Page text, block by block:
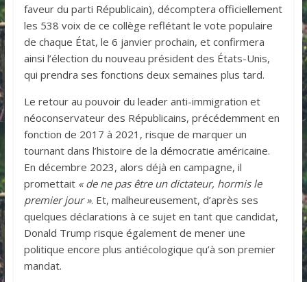
faveur du parti Républicain), décomptera officiellement
les 538 voix de ce collège reflétant le vote populaire
de chaque État, le 6 janvier prochain, et confirmera
ainsi l’élection du nouveau président des États-Unis,
qui prendra ses fonctions deux semaines plus tard.
Le retour au pouvoir du leader anti-immigration et
néoconservateur des Républicains, précédemment en
fonction de 2017 à 2021, risque de marquer un
tournant dans l’histoire de la démocratie américaine.
En décembre 2023, alors déjà en campagne, il
promettait « de ne pas être un dictateur, hormis le
premier jour ». Et, malheureusement, d’après ses
quelques déclarations à ce sujet en tant que candidat,
Donald Trump risque également de mener une
politique encore plus antiécologique qu’à son premier
mandat.